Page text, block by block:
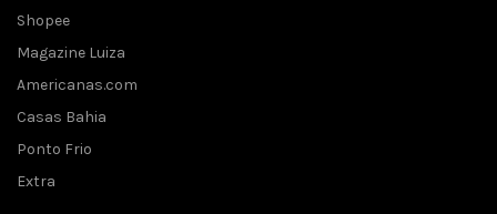
Shopee
Magazine Luiza
Americanas.com
Casas Bahia
Ponto Frio
Extra